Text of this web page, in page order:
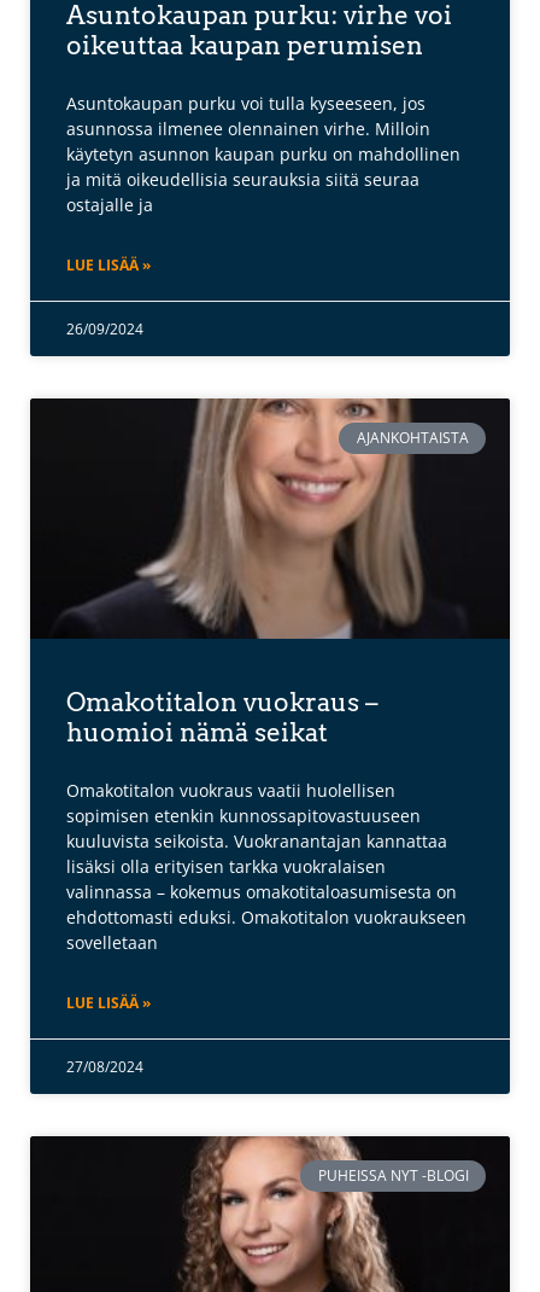
Asuntokaupan purku: virhe voi
oikeuttaa kaupan perumisen
Asuntokaupan purku voi tulla kyseeseen, jos
asunnossa ilmenee olennainen virhe. Milloin
käytetyn asunnon kaupan purku on mahdollinen
ja mitä oikeudellisia seurauksia siitä seuraa
ostajalle ja
LUE LISÄÄ »
26/09/2024
AJANKOHTAISTA
Omakotitalon vuokraus –
huomioi nämä seikat
Omakotitalon vuokraus vaatii huolellisen
sopimisen etenkin kunnossapitovastuuseen
kuuluvista seikoista. Vuokranantajan kannattaa
lisäksi olla erityisen tarkka vuokralaisen
valinnassa – kokemus omakotitaloasumisesta on
ehdottomasti eduksi. Omakotitalon vuokraukseen
sovelletaan
LUE LISÄÄ »
27/08/2024
PUHEISSA NYT -BLOGI